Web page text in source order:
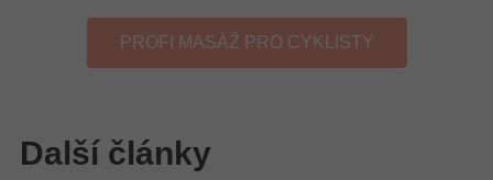
PROFI MASÁŽ PRO CYKLISTY
Další články